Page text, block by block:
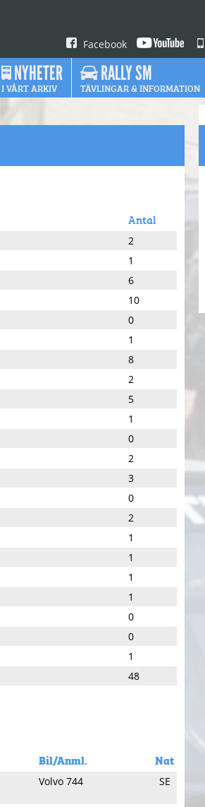
Facebook
NYHETER
I VÅRT ARKIV
RALLY SM
TÄVLINGAR & INFORMATION
Antal
2
1
6
10
0
1
8
2
5
1
0
2
3
0
2
1
1
1
1
0
0
1
48
Bil/Anml. Nat
Volvo 744 SE